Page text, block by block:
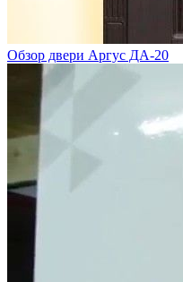
Обзор двери Аргус ДА-20